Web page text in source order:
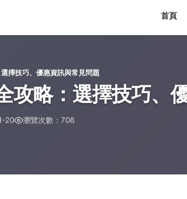
首頁
擇技巧、優惠資訊與常見問題
攻略：選擇技巧、
20 瀏覽次數：708